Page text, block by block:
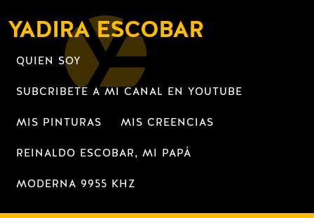
YADIRA ESCOBAR
QUIEN SOY
SUBCRIBETE A MI CANAL EN YOUTUBE
MIS PINTURAS MIS CREENCIAS
REINALDO ESCOBAR, MI PAPÁ
MODERNA 9955 KHZ